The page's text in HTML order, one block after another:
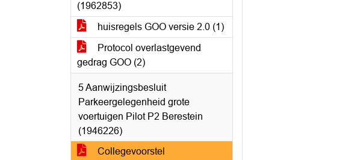
(1962853)
huisregels GOO versie 2.0 (1)
Protocol overlastgevend
gedrag GOO (2)
5 Aanwijzingsbesluit
Parkeergelegenheid grote
voertuigen Pilot P2 Berestein
(1946226)
Collegevoorstel